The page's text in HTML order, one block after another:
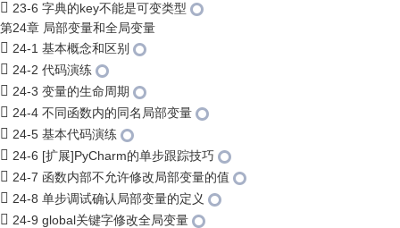
23-6 字典的key不能是可变类型
第24章 局部变量和全局变量
24-1 基本概念和区别
24-2 代码演练
24-3 变量的生命周期
24-4 不同函数内的同名局部变量
24-5 基本代码演练
24-6 [扩展]PyCharm的单步跟踪技巧
24-7 函数内部不允许修改局部变量的值
24-8 单步调试确认局部变量的定义
24-9 global关键字修改全局变量